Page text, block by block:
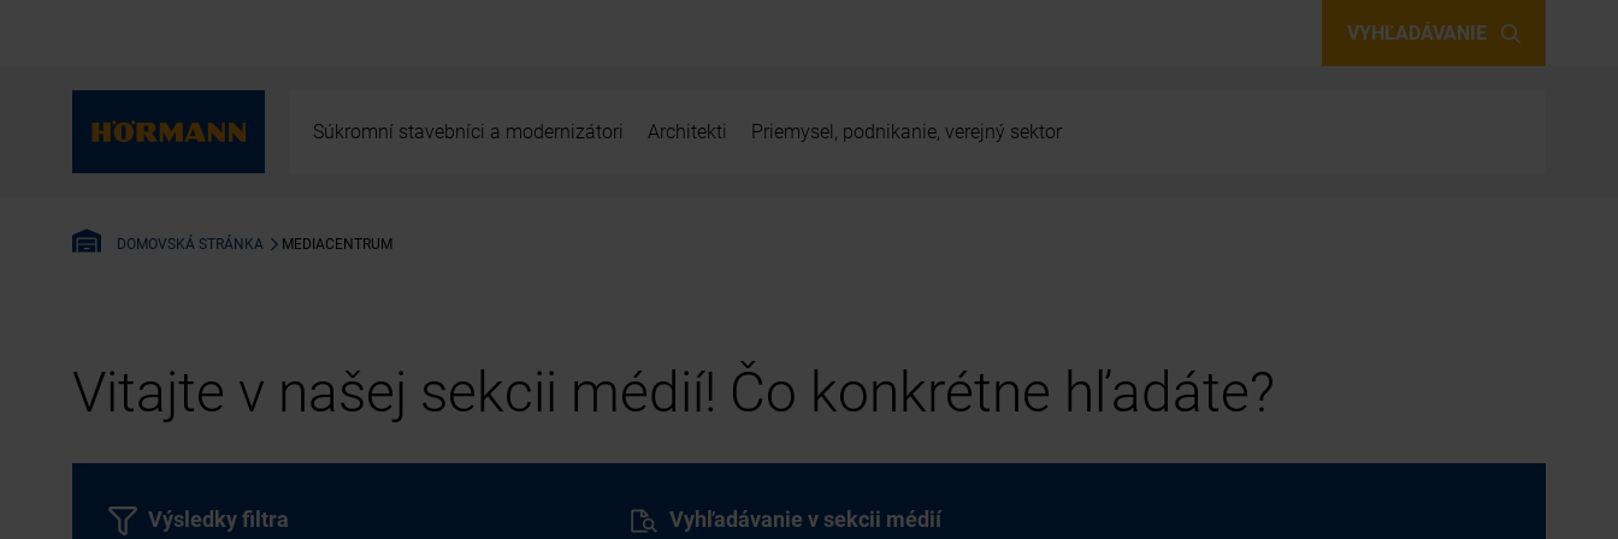
VYHĽADÁVANIE
Súkromní stavebníci a modernizátori Architekti Priemysel, podnikanie, verejný sektor
DOMOVSKÁ STRÁNKA MEDIACENTRUM
Vitajte v našej sekcii médií! Čo konkrétne hľadáte?
Vyhľadávanie v sekcii médií
Výsledky filtra